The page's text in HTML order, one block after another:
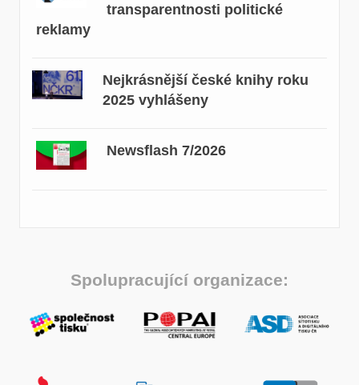
transparentnosti politické
reklamy
Nejkrásnější české knihy roku
2025 vyhlášeny
Newsflash 7/2026
Spolupracující organizace: